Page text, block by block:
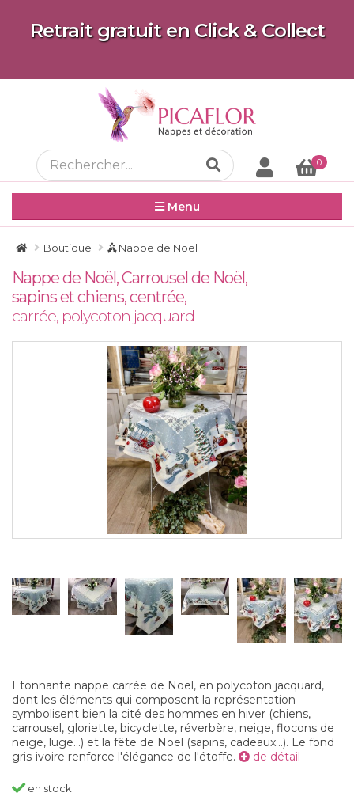
Retrait gratuit en Click & Collect
0
Menu
Boutique Nappe de Noël
Nappe de Noël, Carrousel de Noël,
sapins et chiens, centrée,
carrée, polycoton jacquard
Etonnante nappe carrée de Noël, en polycoton jacquard,
dont les éléments qui composent la représentation
symbolisent bien la cité des hommes en hiver (chiens,
carrousel, gloriette, bicyclette, réverbère, neige, flocons de
neige, luge...) et la fête de Noël (sapins, cadeaux...). Le fond
gris-ivoire renforce l'élégance de l'étoffe.
de détail
en stock